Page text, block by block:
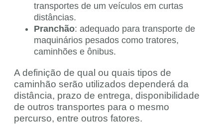
transportes de um veículos em curtas
distâncias.
Pranchão: adequado para transporte de
maquinários pesados como tratores,
caminhões e ônibus.
A definição de qual ou quais tipos de
caminhão serão utilizados dependerá da
distância, prazo de entrega, disponibilidade
de outros transportes para o mesmo
percurso, entre outros fatores.